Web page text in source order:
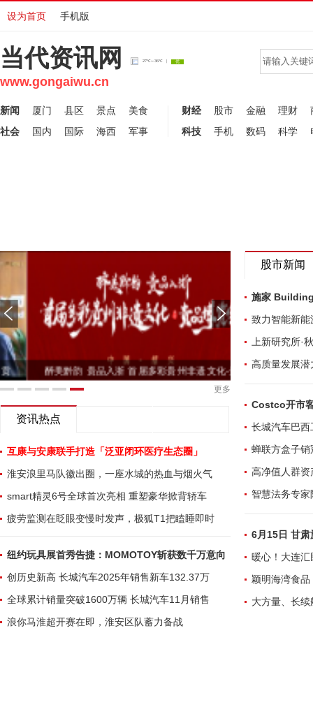
设为首页 手机版
当代资讯网
www.gongaiwu.cn
新闻 厦门 县区 景点
美食
社会
国内 国际 海西 军事
财经 股市 金融 理财
科技
手机 数码 科学
醉美黔韵 贵品入浙 首届多彩贵州非遗文化-贵 浪你马淮超
更多
资讯热点
互康与安康联手打造「泛亚闭环医疗生态圈」
淮安浪里马队徽出圈，一座水城的热血与烟火气
smart精灵6号全球首次亮相 重塑豪华掀背轿车
疲劳监测在眨眼变慢时发声，极狐T1把瞌睡即时
纽约玩具展首秀告捷：MOMOTOY斩获数千万意向
创历史新高 长城汽车2025年销售新车132.37万
全球累计销量突破1600万辆 长城汽车11月销售
浪你马淮超开赛在即，淮安区队蓄力备战
股市新闻
施家
致力智能新
上新研究所·
高质量发展
Costco开市
长城汽车巴西
蝉联方盒子
高净值人群
智慧法务专
6月15日 甘肃
暖心！大连
颖明海湾食
大方量、长
Stage5︱盖特登顶总冠
军 中国车手王奎程拿下